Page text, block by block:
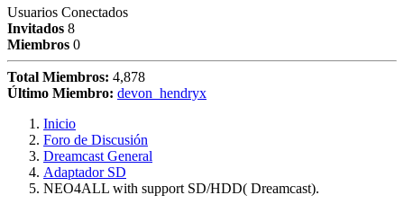
Usuarios Conectados
Invitados 8
Miembros 0
Total Miembros: 4,878
Último Miembro: devon_hendryx
Inicio
Foro de Discusión
Dreamcast General
Adaptador SD
NEO4ALL with support SD/HDD( Dreamcast).